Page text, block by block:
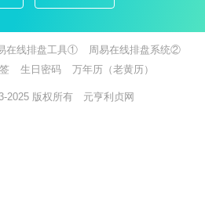
在线排盘工具①
周易在线排盘系统②
生日密码 万年历（老黄历）
2025 版权所有 元亨利贞网